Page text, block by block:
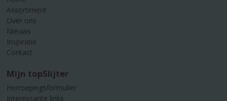
Assortiment
Over ons
Nieuws
Inspiratie
Contact
Mijn topSlijter
Herroepingsformulier
Interessante links